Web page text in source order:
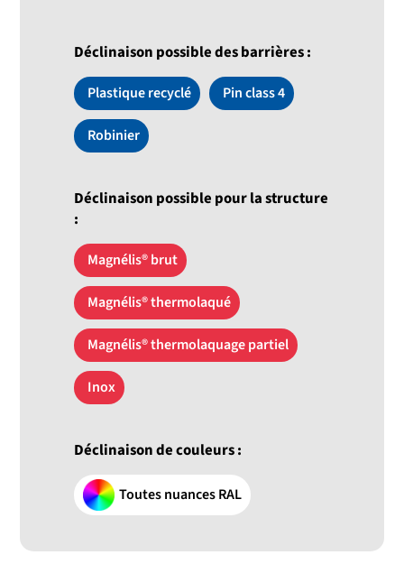
Déclinaison possible des barrières :
Plastique recyclé Pin class 4
Robinier
Déclinaison possible pour la structure
:
Magnélis® brut
Magnélis® thermolaqué
Magnélis® thermolaquage partiel
Inox
Déclinaison de couleurs :
Toutes nuances RAL